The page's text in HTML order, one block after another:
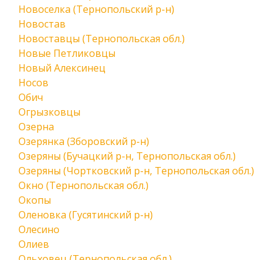
Новоселка (Тернопольский р-н)
Новостав
Новоставцы (Тернопольская обл.)
Новые Петликовцы
Новый Алексинец
Носов
Обич
Огрызковцы
Озерна
Озерянка (Зборовский р-н)
Озеряны (Бучацкий р-н, Тернопольская обл.)
Озеряны (Чортковский р-н, Тернопольская обл.)
Окно (Тернопольская обл.)
Окопы
Оленовка (Гусятинский р-н)
Олесино
Олиев